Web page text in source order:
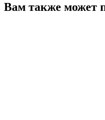
Вам также может